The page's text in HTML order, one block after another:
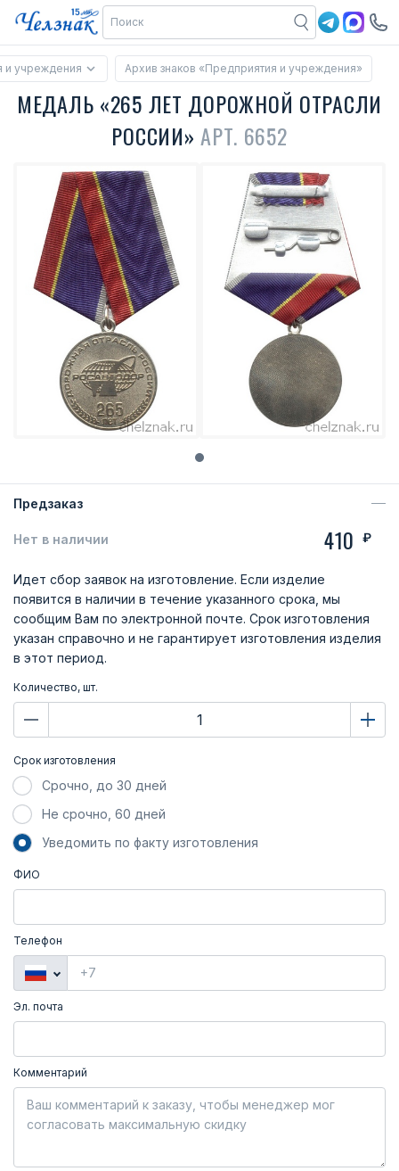
и учреждения Архив знаков «Предприятия и учреждения»
МЕДАЛЬ «265 ЛЕТ ДОРОЖНОЙ ОТРАСЛИ
РОССИИ»АРТ. 6652
Предзаказ
Нет в наличии 410 ₽
Идет сбор заявок на изготовление. Если изделие
появится в наличии в течение указанного срока, мы
сообщим Вам по электронной почте. Срок изготовления
указан справочно и не гарантирует изготовления изделия
в этот период.
Количество, шт.
Срок изготовления
Срочно, до 30 дней
Не срочно, 60 дней
Уведомить по факту изготовления
ФИО
Телефон
Эл. почта
Комментарий